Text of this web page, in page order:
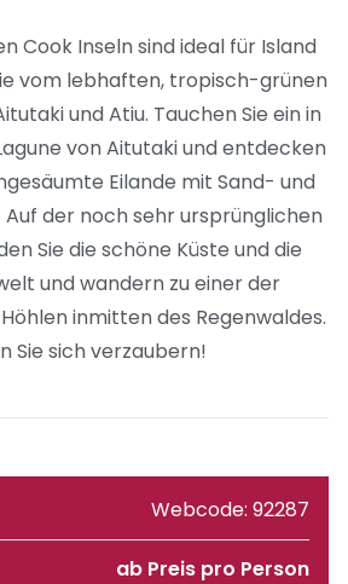
Cook Inseln sind ideal für Island
vom lebhaften, tropisch-grünen
und Atiu. Tauchen Sie ein in
von Aitutaki und entdecken
Eilande mit Sand- und
der noch sehr ursprünglichen
Sie die schöne Küste und die
und wandern zu einer der
inmitten des Regenwaldes.
Sie sich verzaubern!
Webcode: 92287
ab Preis pro Person